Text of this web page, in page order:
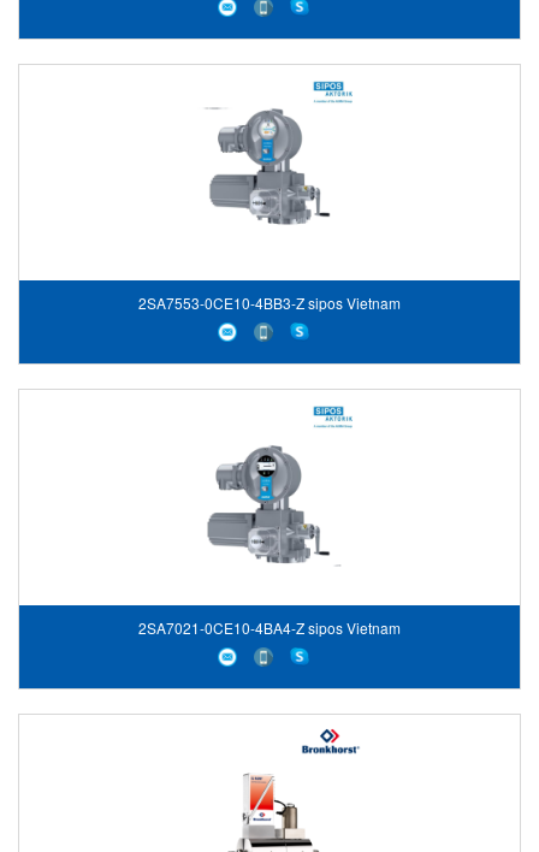
2SA7553-0CE10-4BB3-Z sipos Vietnam
2SA7021-0CE10-4BA4-Z sipos Vietnam